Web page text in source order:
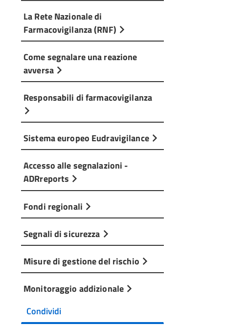
La Rete Nazionale di
Farmacovigilanza (RNF)
Come segnalare una reazione
avversa
Responsabili di farmacovigilanza
Sistema europeo Eudravigilance
Accesso alle segnalazioni -
ADRreports
Fondi regionali
Segnali di sicurezza
Misure di gestione del rischio
Monitoraggio addizionale
Condividi